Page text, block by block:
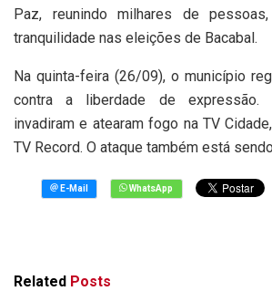
Paz, reunindo milhares de
tranquilidade nas eleições de Bacabal.
Na quinta-feira (26/09), o município
contra a liberdade de expressão.
invadiram e atearam fogo na TV
TV Record. O ataque também está
Related Posts